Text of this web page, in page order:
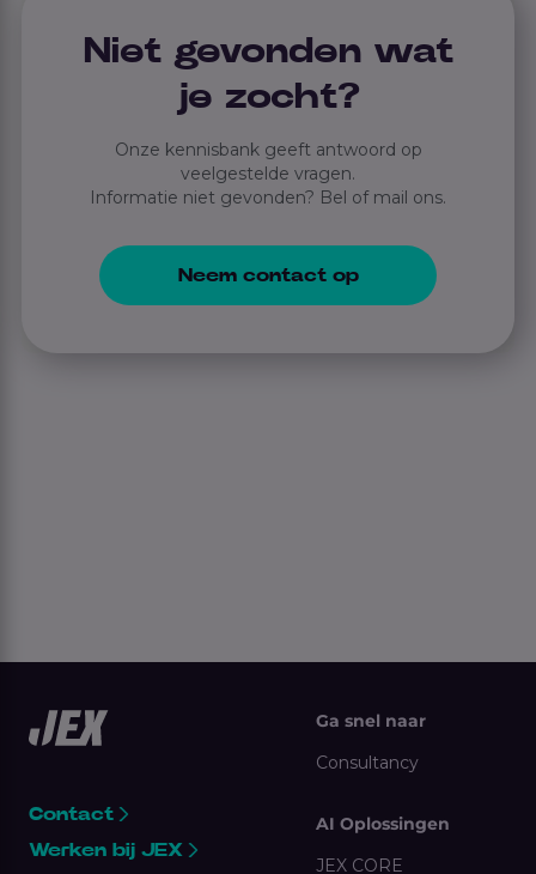
Niet gevonden wat
je zocht?
Onze kennisbank geeft antwoord op
veelgestelde vragen.
Informatie niet gevonden? Bel of mail ons.
Neem contact op
Contact
Werken bij JEX
Ga snel naar
Consultancy
AI Oplossingen
JEX CORE